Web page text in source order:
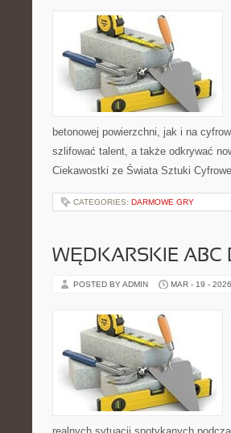
betonowej powierzchni, jak i na
szlifować talent, a także odkrywać
Ciekawostki ze Świata Sztuki
CATEGORIES: DARMOWE GRY
WĘDKARSKIE ABC
POSTED BY ADMIN MAR - 19 - 2026